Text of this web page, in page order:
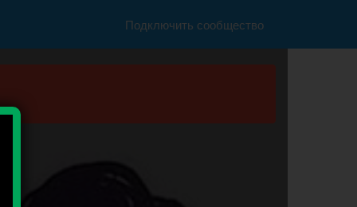
Подключить сообщество